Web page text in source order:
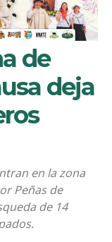
de
deja
en la zona
Peñas de
de 14